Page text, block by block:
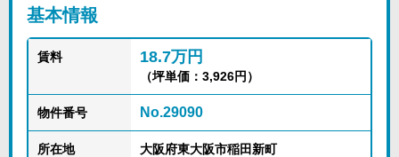
基本情報
賃料 18.7万円
（坪単価：3,926円）
物件番号 No.29090
所在地 大阪府東大阪市稲田新町